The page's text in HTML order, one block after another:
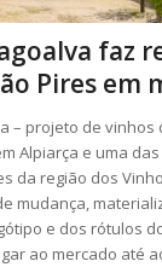
faz
Pires em
– projeto de vinhos
Alpiarça e uma
da região dos
mudança,
e dos rótulos
ao mercado até